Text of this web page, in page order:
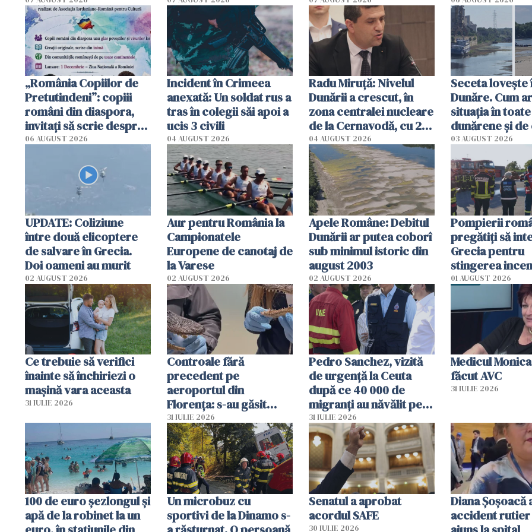
cerut 1200 lei să mă
tracteze"
„România Copiilor de
Pretutindeni”: copiii
români din diaspora,
invitați să scrie despre
România într-un volum
06 AUGUST 2026
Incident în Crimeea
anexată: Un soldat rus a
tras în colegii săi apoi a
ucis 3 civili
04 AUGUST 2026
Radu Miruţă: Nivelul
Dunării a crescut, în
zona centralei nucleare
de la Cernavodă, cu 2
cm faţă de ziua trecută
04 AUGUST 2026
Seceta
Dunăre. Cum
situația în
dunărene și de
România
efectele, deși a
în iulie
03 AUGUST 2026
UPDATE: Coliziune
între două elicoptere
de salvare în Grecia.
Doi oameni au murit
02 AUGUST 2026
Aur pentru România la
Campionatele
Europene de canotaj de
la Varese
02 AUGUST 2026
Apele Române: Debitul
Dunării ar putea coborî
sub minimul istoric din
august 2003
02 AUGUST 2026
Pompierii
pregătiţi să
Grecia pentru
stingerea
01 AUGUST 2026
Ce trebuie să verifici
înainte să închiriezi o
mașină vara aceasta
31 IULIE 2026
Controale fără
precedent pe
aeroportul din
Florența: s-au găsit
capete de aligator și o
sumă imensă de bani
31 IULIE 2026
Pedro Sanchez, vizită
de urgență la Ceuta
după ce 40 000 de
migranți au năvălit pe
teritoriul spaniol: „Vom
mobiliza toate
resursele"
31 IULIE 2026
Medicul
făcut AVC
31 IULIE 2026
100 de euro șezlongul și
apă de la robinet la un
Un microbuz cu
sportivi de la Dinamo s-
Senatul a aprobat
acordul SAFE
30 IULIE 2026
Diana Șoșoacă
accident rutier